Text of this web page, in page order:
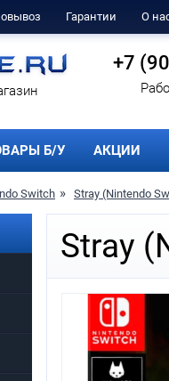
Гарантии О
+7
Б/У АКЦИИ
Switch Stray (Nintendo
Stray